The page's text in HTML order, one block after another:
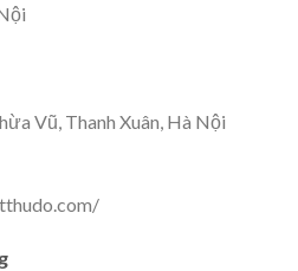
Vũ, Thanh Xuân, Hà Nội